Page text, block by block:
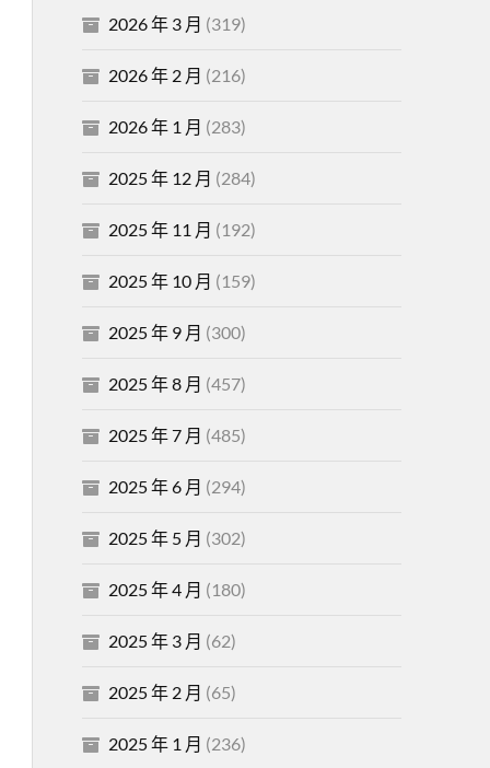
2026 年 3 月 (319)
2026 年 2 月 (216)
2026 年 1 月 (283)
2025 年 12 月 (284)
2025 年 11 月 (192)
2025 年 10 月 (159)
2025 年 9 月 (300)
2025 年 8 月 (457)
2025 年 7 月 (485)
2025 年 6 月 (294)
2025 年 5 月 (302)
2025 年 4 月 (180)
2025 年 3 月 (62)
2025 年 2 月 (65)
2025 年 1 月 (236)